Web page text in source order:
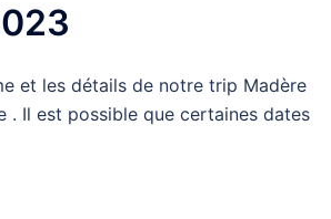
et les détails de notre trip Madère
. Il est possible que certaines dates